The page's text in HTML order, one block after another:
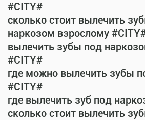
#CITY#
сколько стоит вылечить
наркозом взрослому
вылечить зубы под
#CITY#
где можно вылечить зубы
#CITY#
где вылечить зуб под
сколько стоит вылечить